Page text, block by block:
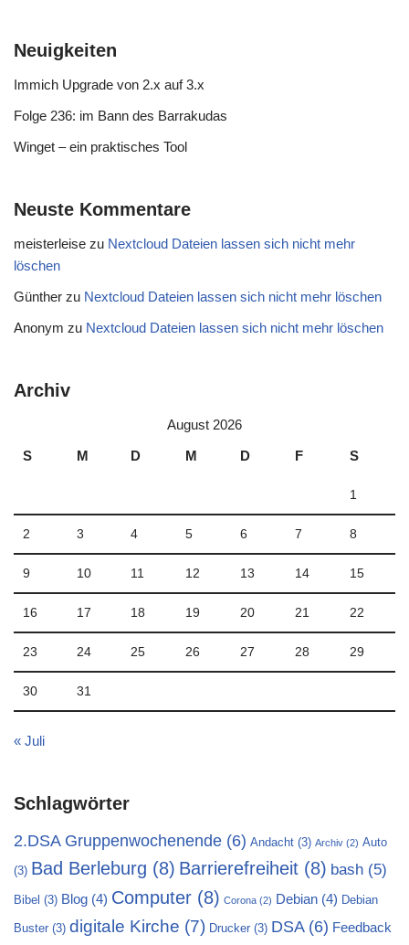
Neuigkeiten
Immich Upgrade von 2.x auf 3.x
Folge 236: im Bann des Barrakudas
Winget – ein praktisches Tool
Neuste Kommentare
meisterleise zu Nextcloud Dateien lassen sich nicht mehr
löschen
Günther zu Nextcloud Dateien lassen sich nicht mehr löschen
Anonym zu Nextcloud Dateien lassen sich nicht mehr löschen
Archiv
August 2026
S
M D M D F S
1
2 3 4 5 6 7 8
9 10 11 12 13 14 15
16 17 18 19 20 21 22
23 24 25 26 27 28 29
30 31
« Juli
Schlagwörter
2.DSA Gruppenwochenende (6) Andacht (3) Archiv (2) Auto
(3) Bad Berleburg (8) Barrierefreiheit (8) bash (5)
Bibel (3) Blog (4) Computer (8) Corona (2) Debian (4) Debian
Buster (3) digitale Kirche (7) Drucker (3) DSA(6) Feedback